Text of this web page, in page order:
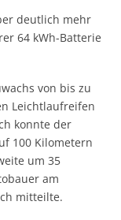
deutlich mehr
64 kWh-Batterie
von bis zu
Leichtlaufreifen
konnte der
100 Kilometern
um 35
am
mitteilte.